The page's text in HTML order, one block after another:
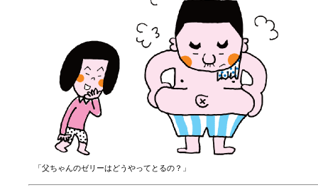
「父ちゃんのゼリーはどうやってとるの？」